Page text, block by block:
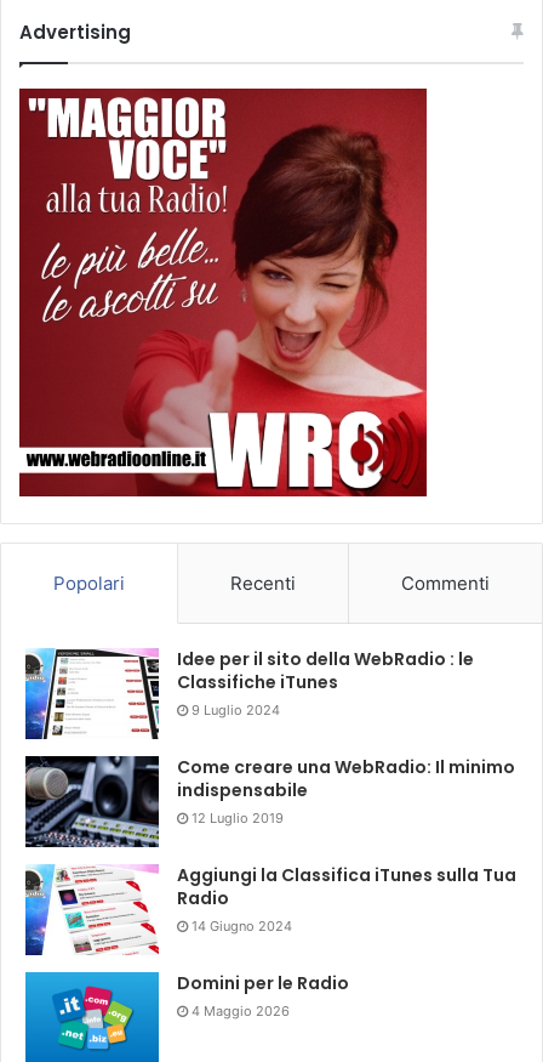
Advertising
Popolari Recenti Commenti
Idee per il sito della WebRadio : le
Classifiche iTunes
9 Luglio 2024
Come creare una WebRadio: Il minimo
indispensabile
12 Luglio 2019
Aggiungi la Classifica iTunes sulla Tua
Radio
14 Giugno 2024
Domini per le Radio
4 Maggio 2026